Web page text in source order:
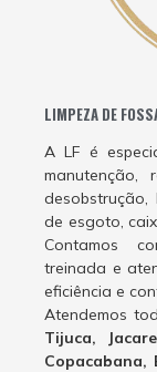
LIMPEZA DE
A LF é
manutenção,
de esgoto,
Contamos
treinada e
eficiência e
Atendemos
Tijuca,
Copacabana,